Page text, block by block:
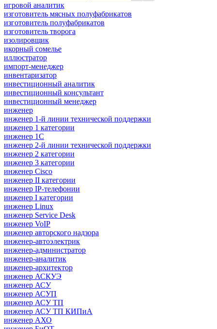
игровой аналитик
изготовитель мясных полуфабрикатов
изготовитель полуфабрикатов
изготовитель творога
изолировщик
икорный сомелье
иллюстратор
импорт-менеджер
инвентаризатор
инвестиционный аналитик
инвестиционный консультант
инвестиционный менеджер
инженер
инженер 1-й линии технической поддержки
инженер 1 категории
инженер 1С
инженер 2-й линии технической поддержки
инженер 2 категории
инженер 3 категории
инженер Cisco
инженер II категории
инженер IP-телефонии
инженер I категории
инженер Linux
инженер Service Desk
инженер VoIP
инженер авторского надзора
инженер-автоэлектрик
инженер-администратор
инженер-аналитик
инженер-архитектор
инженер АСКУЭ
инженер АСУ
инженер АСУП
инженер АСУ ТП
инженер АСУ ТП КИПиА
инженер АХО